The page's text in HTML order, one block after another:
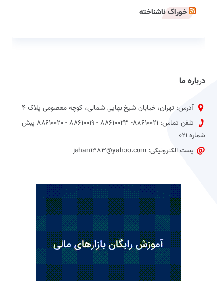
خوراک ناشناخته
درباره ما
آدرس: تهران، خیابان شیخ بهایی شمالی، کوچه معصومی پلاک 4
تلفن تماس: 88610021- 88610023 - 88610019 - 88610020 پیش
شماره 021
پست الکترونیکی: jahan1383@yahoo.com